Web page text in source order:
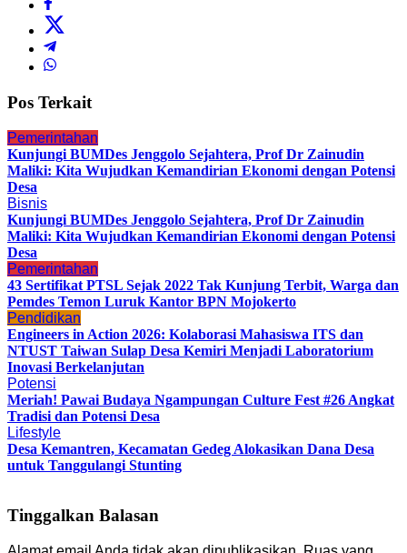
Pos Terkait
Pemerintahan
Kunjungi BUMDes Jenggolo Sejahtera, Prof Dr Zainudin
Maliki: Kita Wujudkan Kemandirian Ekonomi dengan Potensi
Desa
Bisnis
Kunjungi BUMDes Jenggolo Sejahtera, Prof Dr Zainudin
Maliki: Kita Wujudkan Kemandirian Ekonomi dengan Potensi
Desa
Pemerintahan
43 Sertifikat PTSL Sejak 2022 Tak Kunjung Terbit, Warga dan
Pemdes Temon Luruk Kantor BPN Mojokerto
Pendidikan
Engineers in Action 2026: Kolaborasi Mahasiswa ITS dan
NTUST Taiwan Sulap Desa Kemiri Menjadi Laboratorium
Inovasi Berkelanjutan
Potensi
Meriah! Pawai Budaya Ngampungan Culture Fest #26 Angkat
Tradisi dan Potensi Desa
Lifestyle
Desa Kemantren, Kecamatan Gedeg Alokasikan Dana Desa
untuk Tanggulangi Stunting
Tinggalkan Balasan